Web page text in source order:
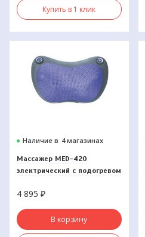
Купить в 1 клик
Наличие в 4 магазинах
Массажер MED-420
электрический с подогревом
4 895 ₽
В корзину